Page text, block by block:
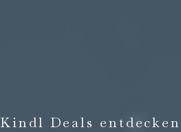
Kindl Deals entdecken